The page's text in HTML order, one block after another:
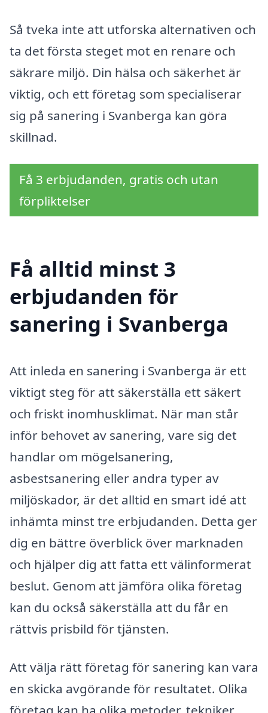
Så tveka inte att utforska alternativen och
ta det första steget mot en renare och
säkrare miljö. Din hälsa och säkerhet är
viktig, och ett företag som specialiserar
sig på sanering i Svanberga kan göra
skillnad.
Få 3 erbjudanden, gratis och utan
förpliktelser
Få alltid minst 3
erbjudanden för
sanering i Svanberga
Att inleda en sanering i Svanberga är ett
viktigt steg för att säkerställa ett säkert
och friskt inomhusklimat. När man står
inför behovet av sanering, vare sig det
handlar om mögelsanering,
asbestsanering eller andra typer av
miljöskador, är det alltid en smart idé att
inhämta minst tre erbjudanden. Detta ger
dig en bättre överblick över marknaden
och hjälper dig att fatta ett välinformerat
beslut. Genom att jämföra olika företag
kan du också säkerställa att du får en
rättvis prisbild för tjänsten.
Att välja rätt företag för sanering kan vara
en skicka avgörande för resultatet. Olika